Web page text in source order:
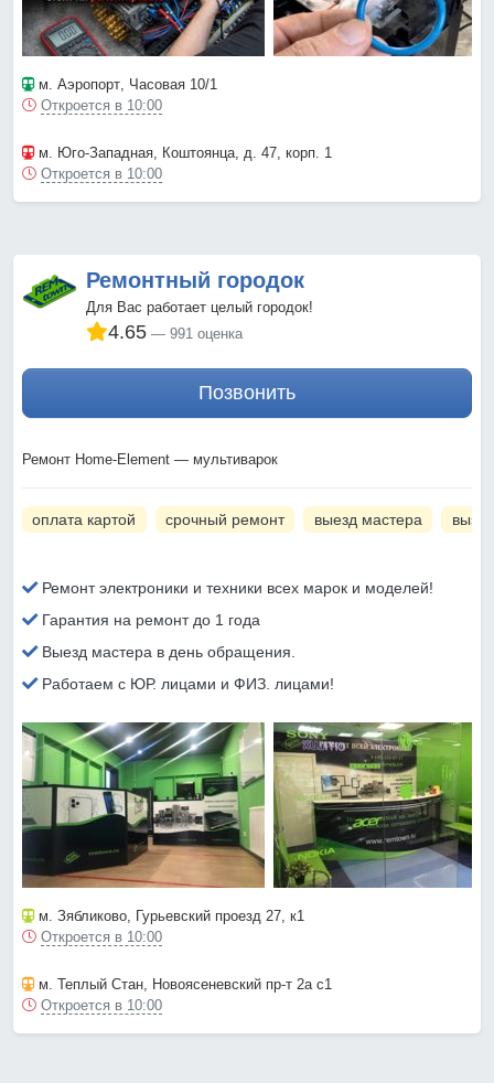
м. Аэропорт, Часовая 10/1
Откроется в 10:00
м. Юго-Западная, Коштоянца, д. 47, корп. 1
Откроется в 10:00
Ремонтный городок
Для Вас работает целый городок!
4.65 991 оценка
Позвонить
Ремонт Home-Element — мультиварок
оплата картой срочный ремонт выезд мастера
Ремонт электроники и техники всех марок и моделей!
Гарантия на ремонт до 1 года
Выезд мастера в день обращения.
Работаем с ЮР. лицами и ФИЗ. лицами!
м. Зябликово, Гурьевский проезд 27, к1
Откроется в 10:00
м. Теплый Стан, Новоясеневский пр-т 2а с1
Откроется в 10:00